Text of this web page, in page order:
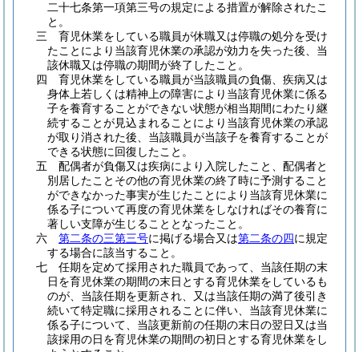
二十七条第一項第三号の規定による措置が解除されたこ
と。
三
育児休業をしている職員が休職又は停職の処分を受け
たことにより当該育児休業の承認が効力を失った後、当
該休職又は停職の期間が終了したこと。
四
育児休業をしている職員が当該職員の負傷、疾病又は
身体上若しくは精神上の障害により当該育児休業に係る
子を養育することができない状態が相当期間にわたり継
続することが見込まれることにより当該育児休業の承認
が取り消された後、当該職員が当該子を養育することが
できる状態に回復したこと。
五
配偶者が負傷又は疾病により入院したこと、配偶者と
別居したことその他の育児休業の終了時に予測すること
ができなかった事実が生じたことにより当該育児休業に
係る子について再度の育児休業をしなければその養育に
著しい支障が生じることとなったこと。
六
第二条の三第三号に掲げる場合又は第二条の四に規定
する場合に該当すること。
七
任期を定めて採用された職員であって、当該任期の末
日を育児休業の期間の末日とする育児休業をしているも
のが、当該任期を更新され、又は当該任期の満了後引き
続いて特定職に採用されることに伴い、当該育児休業に
係る子について、当該更新前の任期の末日の翌日又は当
該採用の日を育児休業の期間の初日とする育児休業をし